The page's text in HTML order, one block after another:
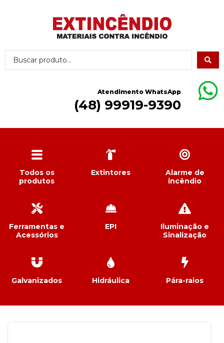
Atendimento WhatsApp
(48) 99919-9390
Todos os
produtos
Extintores
Alarme de
incêndio
Ferramentas e
Acessórios
EPI
Iluminação e
Sinalização
Galvanizados Hidráulica Pára-raios